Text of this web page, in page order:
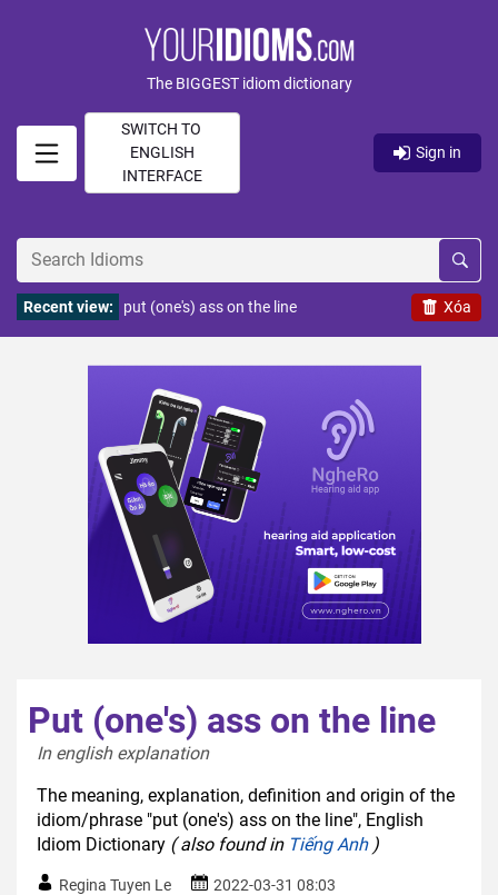
The BIGGEST idiom dictionary
SWITCH TO
ENGLISH
INTERFACE
Sign in
Xóa
Recent view: put (one's) ass on the line
Put (one's) ass on the line
In english explanation
The meaning, explanation, definition and origin of the
idiom/phrase "put (one's) ass on the line", English
Idiom Dictionary ( also found in Tiếng Anh)
Regina Tuyen Le 2022-03-31 08:03